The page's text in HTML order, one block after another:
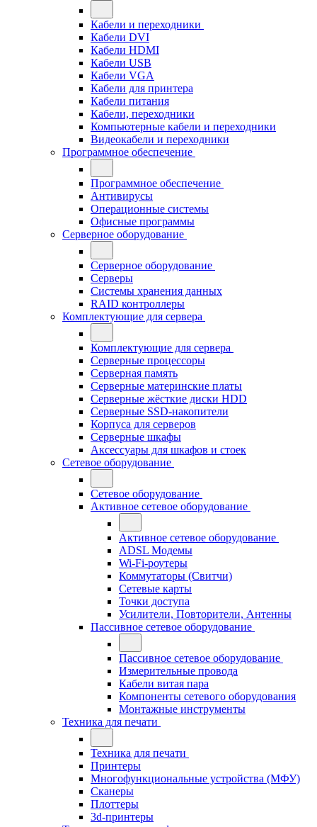
Кабели и переходники
Кабели DVI
Кабели HDMI
Кабели USB
Кабели VGA
Кабели для принтера
Кабели питания
Кабели, переходники
Компьютерные кабели и переходники
Видеокабели и переходники
Программное обеспечение
Программное обеспечение
Антивирусы
Операционные системы
Офисные программы
Серверное оборудование
Серверное оборудование
Серверы
Системы хранения данных
RAID контроллеры
Комплектующие для сервера
Комплектующие для сервера
Серверные процессоры
Серверная память
Серверные материнские платы
Серверные жёсткие диски HDD
Серверные SSD-накопители
Корпуса для серверов
Серверные шкафы
Аксессуары для шкафов и стоек
Сетевое оборудование
Сетевое оборудование
Активное сетевое оборудование
Активное сетевое оборудование
ADSL Модемы
Wi-Fi-роутеры
Коммутаторы (Свитчи)
Сетевые карты
Точки доступа
Усилители, Повторители, Антенны
Пассивное сетевое оборудование
Пассивное сетевое оборудование
Измерительные провода
Кабели витая пара
Компоненты сетевого оборудования
Монтажные инструменты
Техника для печати
Техника для печати
Принтеры
Многофункциональные устройства (МФУ)
Сканеры
Плоттеры
3d-принтеры